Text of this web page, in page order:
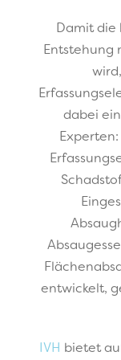
Damit die
Entstehung
dabei
entwickelt,
IVH bietet